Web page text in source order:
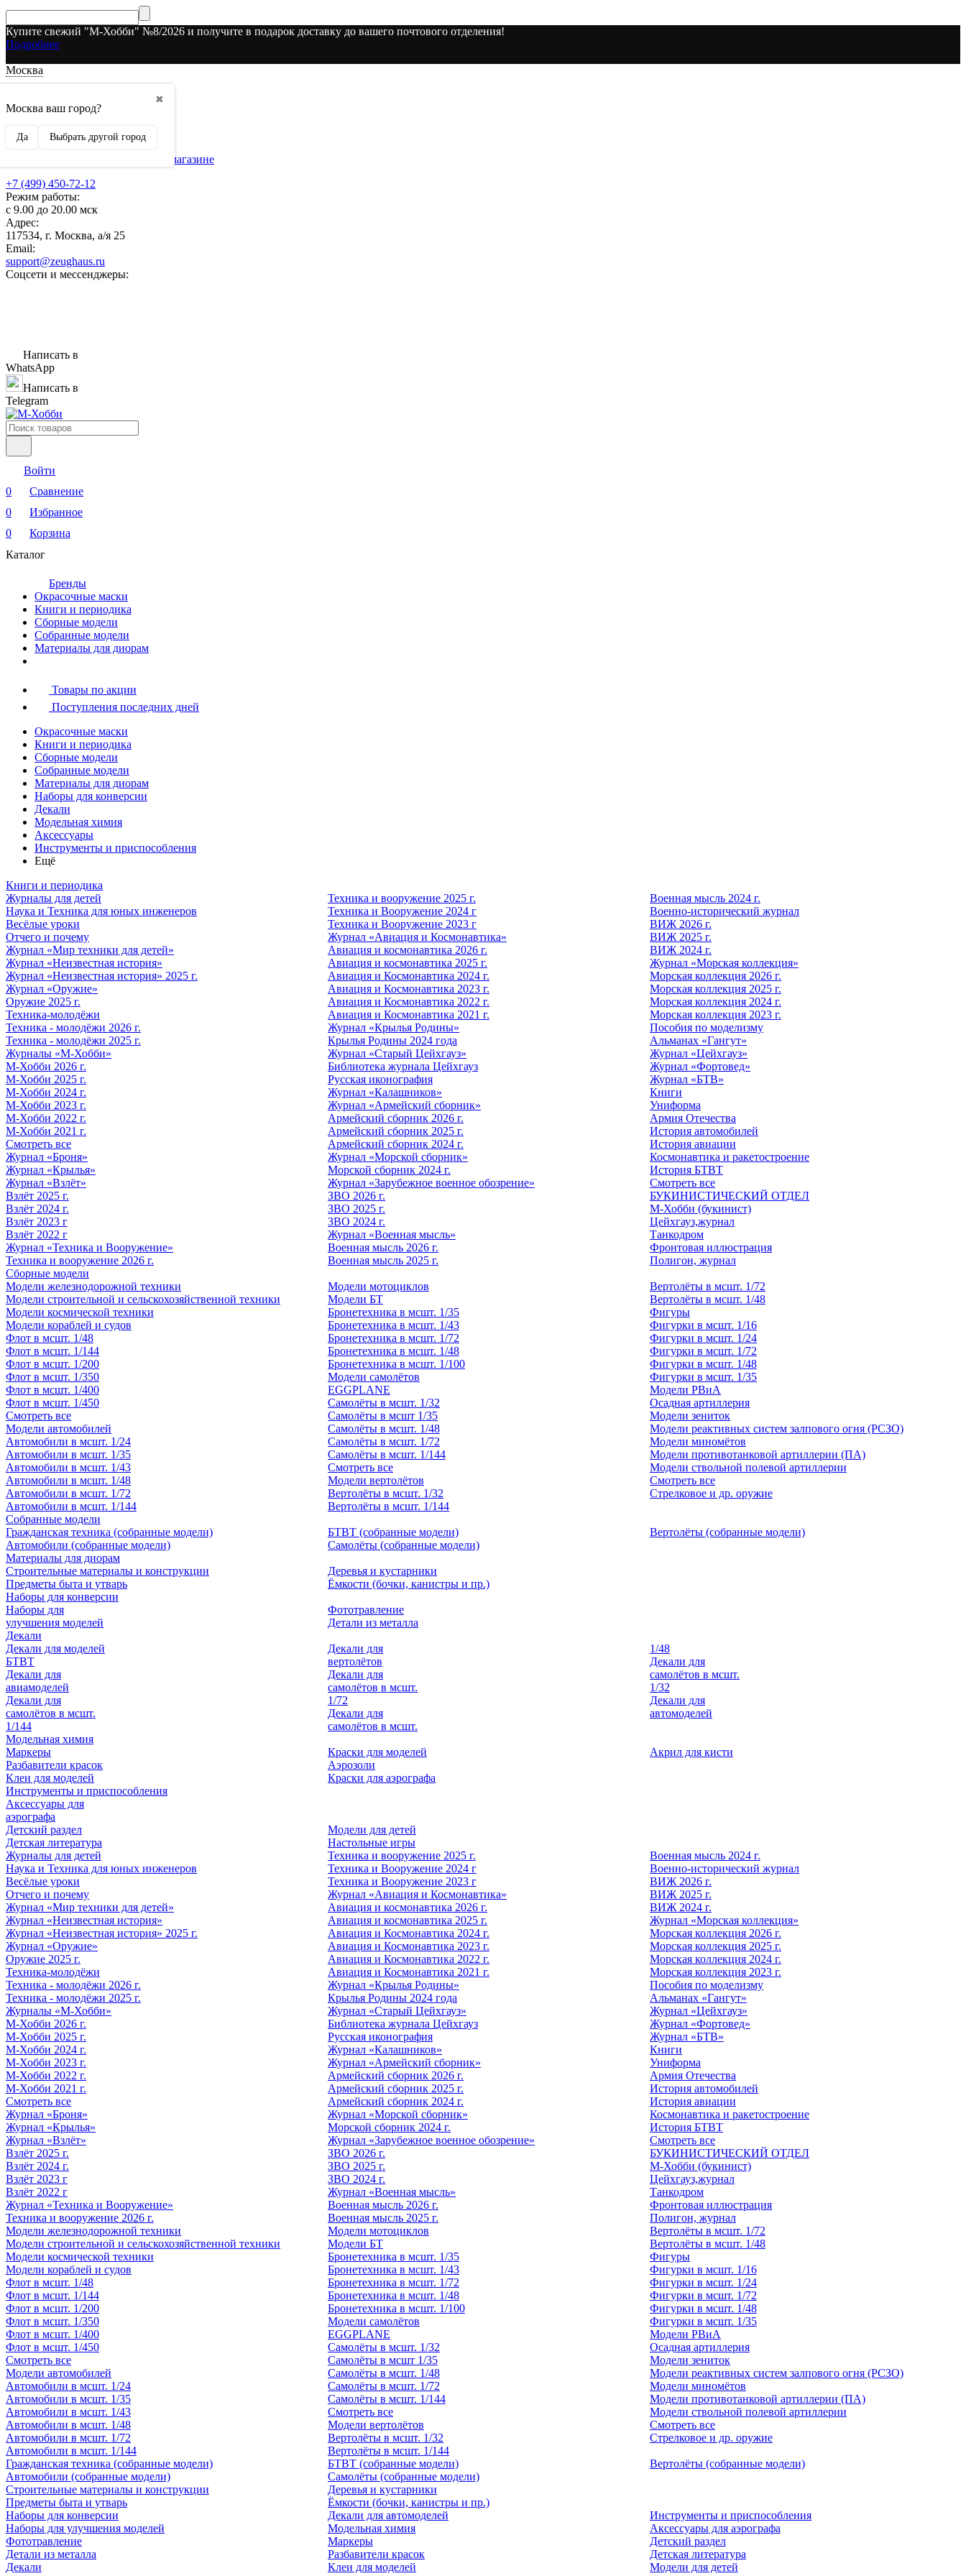
Купите свежий "М-Хобби" №8/2026 и получите в подарок доставку до вашего почтового отделения!
Подробнее
Москва
✖
Москва ваш город?
Да Выбрать другой город
О наших скидках
Рекламодателям
Бренды, представленные в магазине
+7 (499) 450-72-12
Режим работы:
с 9.00 до 20.00 мск
Адрес:
117534, г. Москва, а/я 25
Email:
support@zeughaus.ru
Соцсети и мессенджеры:
Написать в
WhatsApp
Написать в
Telegram
Войти
0
Сравнение
0
Избранное
0
Корзина
Каталог
Бренды
Окрасочные маски
Книги и периодика
Сборные модели
Собранные модели
Материалы для диорам
Товары по акции
Поступления последних дней
Окрасочные маски
Книги и периодика
Сборные модели
Собранные модели
Материалы для диорам
Наборы для конверсии
Декали
Модельная химия
Аксессуары
Инструменты и приспособления
Ещё
Книги и периодика
Журналы для детей
Наука и Техника для юных инженеров
Весёлые уроки
Отчего и почему
Журнал «Мир техники для детей»
Журнал «Неизвестная история»
Журнал «Неизвестная история» 2025 г.
Журнал «Оружие»
Оружие 2025 г.
Техника-молодёжи
Техника - молодёжи 2026 г.
Техника - молодёжи 2025 г.
Журналы «М-Хобби»
М-Хобби 2026 г.
М-Хобби 2025 г.
М-Хобби 2024 г.
М-Хобби 2023 г.
М-Хобби 2022 г.
М-Хобби 2021 г.
Смотреть все
Журнал «Броня»
Журнал «Крылья»
Журнал «Взлёт»
Взлёт 2025 г.
Взлёт 2024 г.
Взлёт 2023 г
Взлёт 2022 г
Журнал «Техника и Вооружение»
Техника и вооружение 2026 г.
Техника и вооружение 2025 г.
Техника и Вооружение 2024 г
Техника и Вооружение 2023 г
Журнал «Авиация и Космонавтика»
Авиация и космонавтика 2026 г.
Авиация и космонавтика 2025 г.
Авиация и Космонавтика 2024 г.
Авиация и Космонавтика 2023 г.
Авиация и Космонавтика 2022 г.
Авиация и Космонавтика 2021 г.
Журнал «Крылья Родины»
Крылья Родины 2024 года
Журнал «Старый Цейхгауз»
Библиотека журнала Цейхгауз
Русская иконография
Журнал «Калашников»
Журнал «Армейский сборник»
Армейский сборник 2026 г.
Армейский сборник 2025 г.
Армейский сборник 2024 г.
Журнал «Морской сборник»
Морской сборник 2024 г.
Журнал «Зарубежное военное обозрение»
ЗВО 2026 г.
ЗВО 2025 г.
ЗВО 2024 г.
Журнал «Военная мысль»
Военная мысль 2026 г.
Военная мысль 2025 г.
Военная мысль 2024 г.
Военно-исторический журнал
ВИЖ 2026 г.
ВИЖ 2025 г.
ВИЖ 2024 г.
Журнал «Морская коллекция»
Морская коллекция 2026 г.
Морская коллекция 2025 г.
Морская коллекция 2024 г.
Морская коллекция 2023 г.
Пособия по моделизму
Альманах «Гангут»
Журнал «Цейхгауз»
Журнал «Фортовед»
Журнал «БТВ»
Книги
Униформа
Армия Отечества
История автомобилей
История авиации
Космонавтика и ракетостроение
История БТВТ
Смотреть все
БУКИНИСТИЧЕСКИЙ ОТДЕЛ
М-Хобби (букинист)
Цейхгауз,журнал
Танкодром
Фронтовая иллюстрация
Полигон, журнал
Сборные модели
Модели железнодорожной техники
Модели строительной и сельскохозяйственной техники
Модели космической техники
Модели кораблей и судов
Флот в мсшт. 1/48
Флот в мсшт. 1/144
Флот в мсшт. 1/200
Флот в мсшт. 1/350
Флот в мсшт. 1/400
Флот в мсшт. 1/450
Смотреть все
Модели автомобилей
Автомобили в мсшт. 1/24
Автомобили в мсшт. 1/35
Автомобили в мсшт. 1/43
Автомобили в мсшт. 1/48
Автомобили в мсшт. 1/72
Автомобили в мсшт. 1/144
Модели мотоциклов
Модели БТ
Бронетехника в мсшт. 1/35
Бронетехника в мсшт. 1/43
Бронетехника в мсшт. 1/72
Бронетехника в мсшт. 1/48
Бронетехника в мсшт. 1/100
Модели самолётов
EGGPLANE
Самолёты в мсшт. 1/32
Самолёты в мсшт 1/35
Самолёты в мсшт. 1/48
Самолёты в мсшт. 1/72
Самолёты в мсшт. 1/144
Смотреть все
Модели вертолётов
Вертолёты в мсшт. 1/32
Вертолёты в мсшт. 1/144
Вертолёты в мсшт. 1/72
Вертолёты в мсшт. 1/48
Фигуры
Фигурки в мсшт. 1/16
Фигурки в мсшт. 1/24
Фигурки в мсшт. 1/72
Фигурки в мсшт. 1/48
Фигурки в мсшт. 1/35
Модели РВиА
Осадная артиллерия
Модели зениток
Модели реактивных систем залпового огня (РСЗО)
Модели миномётов
Модели противотанковой артиллерии (ПА)
Модели ствольной полевой артиллерии
Смотреть все
Стрелковое и др. оружие
Собранные модели
Гражданская техника (собранные модели)
Автомобили (собранные модели)
БТВТ (собранные модели)
Самолёты (собранные модели)
Вертолёты (собранные модели)
Материалы для диорам
Строительные материалы и конструкции
Предметы быта и утварь
Деревья и кустарники
Ёмкости (бочки, канистры и пр.)
Наборы для конверсии
Наборы для
улучшения моделей
Фототравление
Детали из металла
Декали
Декали для моделей
БТВТ
Декали для
авиамоделей
Декали для
самолётов в мсшт.
1/144
Декали для
вертолётов
Декали для
самолётов в мсшт.
1/72
Декали для
самолётов в мсшт.
1/48
Декали для
самолётов в мсшт.
1/32
Декали для
автомоделей
Модельная химия
Маркеры
Разбавители красок
Клеи для моделей
Краски для моделей
Аэрозоли
Краски для аэрографа
Акрил для кисти
Инструменты и приспособления
Аксессуары для
аэрографа
Детский раздел
Детская литература
Модели для детей
Настольные игры
Журналы для детей
Наука и Техника для юных инженеров
Весёлые уроки
Отчего и почему
Журнал «Мир техники для детей»
Журнал «Неизвестная история»
Журнал «Неизвестная история» 2025 г.
Журнал «Оружие»
Оружие 2025 г.
Техника-молодёжи
Техника - молодёжи 2026 г.
Техника - молодёжи 2025 г.
Журналы «М-Хобби»
М-Хобби 2026 г.
М-Хобби 2025 г.
М-Хобби 2024 г.
М-Хобби 2023 г.
М-Хобби 2022 г.
М-Хобби 2021 г.
Смотреть все
Журнал «Броня»
Журнал «Крылья»
Журнал «Взлёт»
Взлёт 2025 г.
Взлёт 2024 г.
Взлёт 2023 г
Взлёт 2022 г
Журнал «Техника и Вооружение»
Техника и вооружение 2026 г.
Техника и вооружение 2025 г.
Техника и Вооружение 2024 г
Техника и Вооружение 2023 г
Журнал «Авиация и Космонавтика»
Авиация и космонавтика 2026 г.
Авиация и космонавтика 2025 г.
Авиация и Космонавтика 2024 г.
Авиация и Космонавтика 2023 г.
Авиация и Космонавтика 2022 г.
Авиация и Космонавтика 2021 г.
Журнал «Крылья Родины»
Крылья Родины 2024 года
Журнал «Старый Цейхгауз»
Библиотека журнала Цейхгауз
Русская иконография
Журнал «Калашников»
Журнал «Армейский сборник»
Армейский сборник 2026 г.
Армейский сборник 2025 г.
Армейский сборник 2024 г.
Журнал «Морской сборник»
Морской сборник 2024 г.
Журнал «Зарубежное военное обозрение»
ЗВО 2026 г.
ЗВО 2025 г.
ЗВО 2024 г.
Журнал «Военная мысль»
Военная мысль 2026 г.
Военная мысль 2025 г.
Военная мысль 2024 г.
Военно-исторический журнал
ВИЖ 2026 г.
ВИЖ 2025 г.
ВИЖ 2024 г.
Журнал «Морская коллекция»
Морская коллекция 2026 г.
Морская коллекция 2025 г.
Морская коллекция 2024 г.
Морская коллекция 2023 г.
Пособия по моделизму
Альманах «Гангут»
Журнал «Цейхгауз»
Журнал «Фортовед»
Журнал «БТВ»
Книги
Униформа
Армия Отечества
История автомобилей
История авиации
Космонавтика и ракетостроение
История БТВТ
Смотреть все
БУКИНИСТИЧЕСКИЙ ОТДЕЛ
М-Хобби (букинист)
Цейхгауз,журнал
Танкодром
Фронтовая иллюстрация
Полигон, журнал
Модели железнодорожной техники
Модели строительной и сельскохозяйственной техники
Модели космической техники
Модели кораблей и судов
Флот в мсшт. 1/48
Флот в мсшт. 1/144
Флот в мсшт. 1/200
Флот в мсшт. 1/350
Флот в мсшт. 1/400
Флот в мсшт. 1/450
Смотреть все
Модели автомобилей
Автомобили в мсшт. 1/24
Автомобили в мсшт. 1/35
Автомобили в мсшт. 1/43
Автомобили в мсшт. 1/48
Автомобили в мсшт. 1/72
Автомобили в мсшт. 1/144
Модели мотоциклов
Модели БТ
Бронетехника в мсшт. 1/35
Бронетехника в мсшт. 1/43
Бронетехника в мсшт. 1/72
Бронетехника в мсшт. 1/48
Бронетехника в мсшт. 1/100
Модели самолётов
EGGPLANE
Самолёты в мсшт. 1/32
Самолёты в мсшт 1/35
Самолёты в мсшт. 1/48
Самолёты в мсшт. 1/72
Самолёты в мсшт. 1/144
Смотреть все
Модели вертолётов
Вертолёты в мсшт. 1/32
Вертолёты в мсшт. 1/144
Вертолёты в мсшт. 1/72
Вертолёты в мсшт. 1/48
Фигуры
Фигурки в мсшт. 1/16
Фигурки в мсшт. 1/24
Фигурки в мсшт. 1/72
Фигурки в мсшт. 1/48
Фигурки в мсшт. 1/35
Модели РВиА
Осадная артиллерия
Модели зениток
Модели реактивных систем залпового огня (РСЗО)
Модели миномётов
Модели противотанковой артиллерии (ПА)
Модели ствольной полевой артиллерии
Смотреть все
Стрелковое и др. оружие
Гражданская техника (собранные модели)
Автомобили (собранные модели)
БТВТ (собранные модели)
Самолёты (собранные модели)
Вертолёты (собранные модели)
Строительные материалы и конструкции
Предметы быта и утварь
Деревья и кустарники
Ёмкости (бочки, канистры и пр.)
Наборы для конверсии
Наборы для улучшения моделей
Фототравление
Детали из металла
Декали
Декали для автомоделей
Модельная химия
Маркеры
Разбавители красок
Клеи для моделей
Инструменты и приспособления
Аксессуары для аэрографа
Детский раздел
Детская литература
Модели для детей